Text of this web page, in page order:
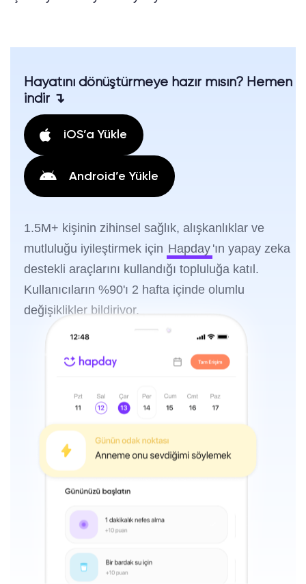
Hayatını dönüştürmeye hazır mısın? Hemen
indir ↴
iOS’a Yükle
Android’e Yükle
1.5M+ kişinin zihinsel sağlık, alışkanlıklar ve
mutluluğu iyileştirmek için Hapday 'ın yapay zeka
destekli araçlarını kullandığı topluluğa katıl.
Kullanıcıların %90'ı 2 hafta içinde olumlu
değişiklikler bildiriyor.